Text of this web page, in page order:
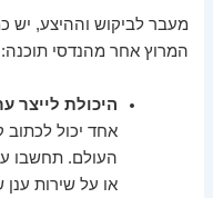
מעבר לביקוש וההיצע, יש
המרוץ אחר מהנדסי תוכנה:
היכולת לייצר
אחד יכול לכתוב
העולם. תחשבו
או על שירות